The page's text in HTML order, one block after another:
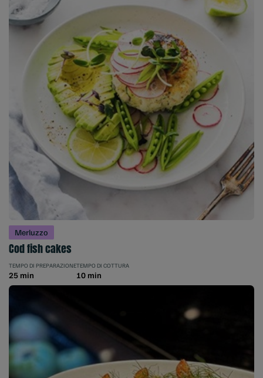
Merluzzo
Cod fish cakes
TEMPO DI PREPARAZIONE
25 min
TEMPO DI COTTURA
10 min